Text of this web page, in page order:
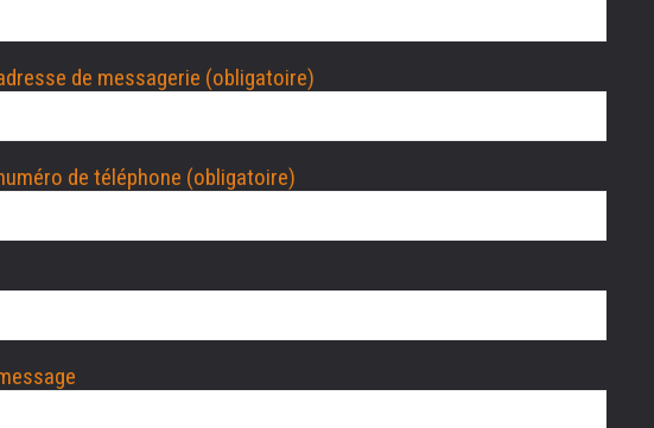
de messagerie (obligatoire)
de téléphone (obligatoire)